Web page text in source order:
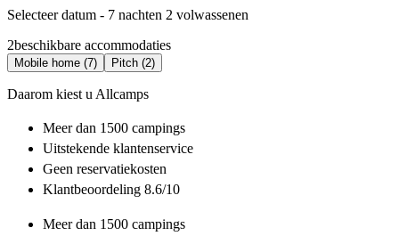
Selecteer datum - 7 nachten 2 volwassenen
2beschikbare accommodaties
Mobile home (7) Pitch (2)
Daarom kiest u Allcamps
Meer dan 1500 campings
Uitstekende klantenservice
Geen reservatiekosten
Klantbeoordeling 8.6/10
Meer dan 1500 campings